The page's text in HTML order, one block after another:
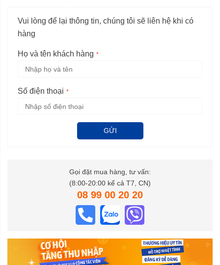
Vui lòng để lại thông tin, chúng tôi sẽ liên hệ khi có
hàng
Họ và tên khách hàng
Số điện thoại
GỬI
Gọi đặt mua hàng, tư vấn:
(8:00-20:00 kể cả T7, CN)
08 99 00 20 20